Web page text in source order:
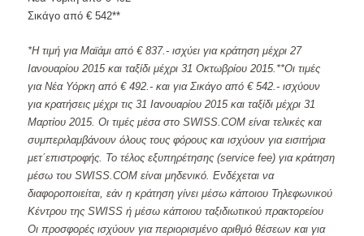
Σικάγο από € 542**
*Η τιμή για Μαϊάμι από € 837.- ισχύει για κράτηση μέχρι 27
Ιανουαρίου 2015 και ταξίδι μέχρι 31 Οκτωβρίου 2015.**Οι τιμές
για Νέα Υόρκη από € 492.- και για Σικάγο από € 542.- ισχύουν
για κρατήσεις μέχρι τις 31 Ιανουαρίου 2015 και ταξίδι μέχρι 31
Μαρτίου 2015. Οι τιμές μέσα στο SWISS.COM είναι τελικές και
συμπεριλαμβάνουν όλους τους φόρους και ισχύουν για εισιτήρια
μετ΄επιστροφής. Το τέλος εξυπηρέτησης (service fee) για κράτηση
μέσω του SWISS.COM είναι μηδενικό. Ενδέχεται να
διαφοροποιείται, εάν η κράτηση γίνει μέσω κάποιου Τηλεφωνικού
Κέντρου της SWISS ή μέσω κάποιου ταξιδιωτικού πρακτορείου
Οι προσφορές ισχύουν για περιορισμένο αριθμό θέσεων και για